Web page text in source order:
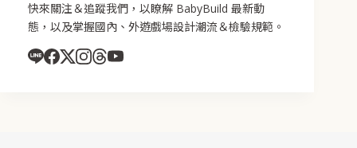
快來關注＆追蹤我們，以瞭解 BabyBuild 最新動
態，以及掌握國內、外遊戲場設計潮流＆檢驗規範。